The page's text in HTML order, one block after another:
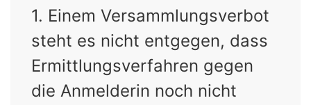
1. Einem Versammlungsverbot
steht es nicht entgegen, dass
Ermittlungsverfahren gegen
die Anmelderin noch nicht